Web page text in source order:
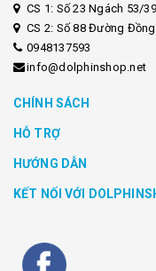
CS 1: Số 23 Ngách 53/
CS 2: Số 88 Đường
0948137593
info@dolphinshop.net
CHÍNH SÁCH
HỖ TRỢ
HƯỚNG DẪN
KẾT NỐI VỚI